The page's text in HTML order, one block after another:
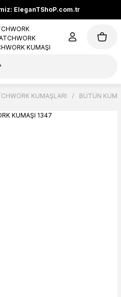
EleganTShoP.com.tr
KUMAŞLARI BÜTÜN